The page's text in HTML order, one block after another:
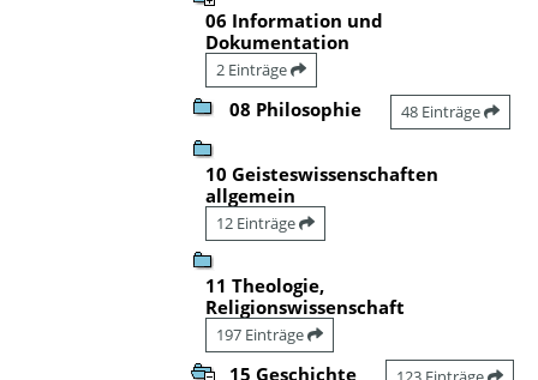
06 Information und
Dokumentation
2 Einträge
08 Philosophie 48 Einträge
10 Geisteswissenschaften
allgemein
12 Einträge
11 Theologie,
Religionswissenschaft
197 Einträge
15 Geschichte